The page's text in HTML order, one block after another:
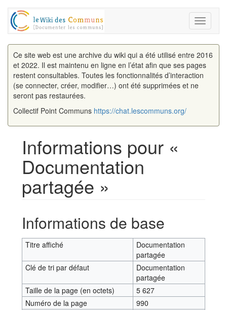
Toggle
Ce site web est une archive du wiki qui a été utilisé entre 2016
et 2022. Il est maintenu en ligne en l’état afin que ses pages
restent consultables. Toutes les fonctionnalités d’interaction
(se connecter, créer, modifier…) ont été supprimées et ne
seront pas restaurées.
Collectif Point Communs https://chat.lescommuns.org/
Informations pour «
Documentation
partagée »
Informations de base
Titre affiché
Documentation
partagée
Clé de tri par défaut
Documentation
partagée
Taille de la page (en octets)
5 627
Numéro de la page
990